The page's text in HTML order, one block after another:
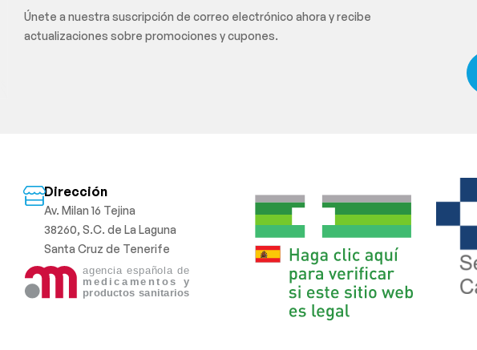
Únete a nuestra suscripción de correo electrónico ahora y recibe
actualizaciones sobre promociones y cupones.
Dirección
Av. Milan 16 Tejina
38260, S.C. de La Laguna
Santa Cruz de Tenerife